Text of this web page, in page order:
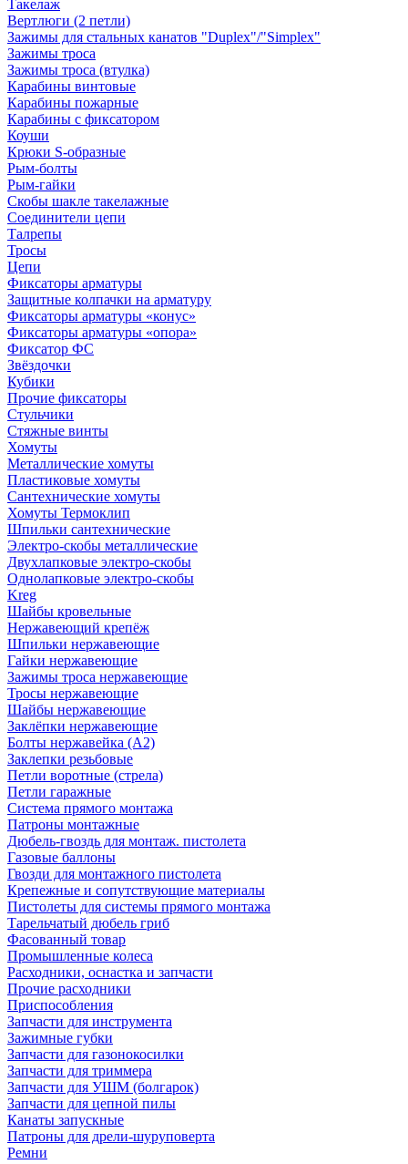
Такелаж
Вертлюги (2 петли)
Зажимы для стальных канатов "Duplex"/"Simplex"
Зажимы троса
Зажимы троса (втулка)
Карабины винтовые
Карабины пожарные
Карабины с фиксатором
Коуши
Крюки S-образные
Рым-болты
Рым-гайки
Скобы шакле такелажные
Соединители цепи
Талрепы
Тросы
Цепи
Фиксаторы арматуры
Защитные колпачки на арматуру
Фиксаторы арматуры «конус»
Фиксаторы арматуры «опора»
Фиксатор ФС
Звёздочки
Кубики
Прочие фиксаторы
Стульчики
Стяжные винты
Хомуты
Металлические хомуты
Пластиковые хомуты
Сантехнические хомуты
Хомуты Термоклип
Шпильки сантехнические
Электро-скобы металлические
Двухлапковые электро-скобы
Однолапковые электро-скобы
Kreg
Шайбы кровельные
Нержавеющий крепёж
Шпильки нержавеющие
Гайки нержавеющие
Зажимы троса нержавеющие
Тросы нержавеющие
Шайбы нержавеющие
Заклёпки нержавеющие
Болты нержавейка (А2)
Заклепки резьбовые
Петли воротные (стрела)
Петли гаражные
Система прямого монтажа
Патроны монтажные
Дюбель-гвоздь для монтаж. пистолета
Газовые баллоны
Гвозди для монтажного пистолета
Крепежные и сопутствующие материалы
Пистолеты для системы прямого монтажа
Тарельчатый дюбель гриб
Фасованный товар
Промышленные колеса
Расходники, оснастка и запчасти
Прочие расходники
Приспособления
Запчасти для инструмента
Зажимные губки
Запчасти для газонокосилки
Запчасти для триммера
Запчасти для УШМ (болгарок)
Запчасти для цепной пилы
Канаты запускные
Патроны для дрели-шуруповерта
Ремни